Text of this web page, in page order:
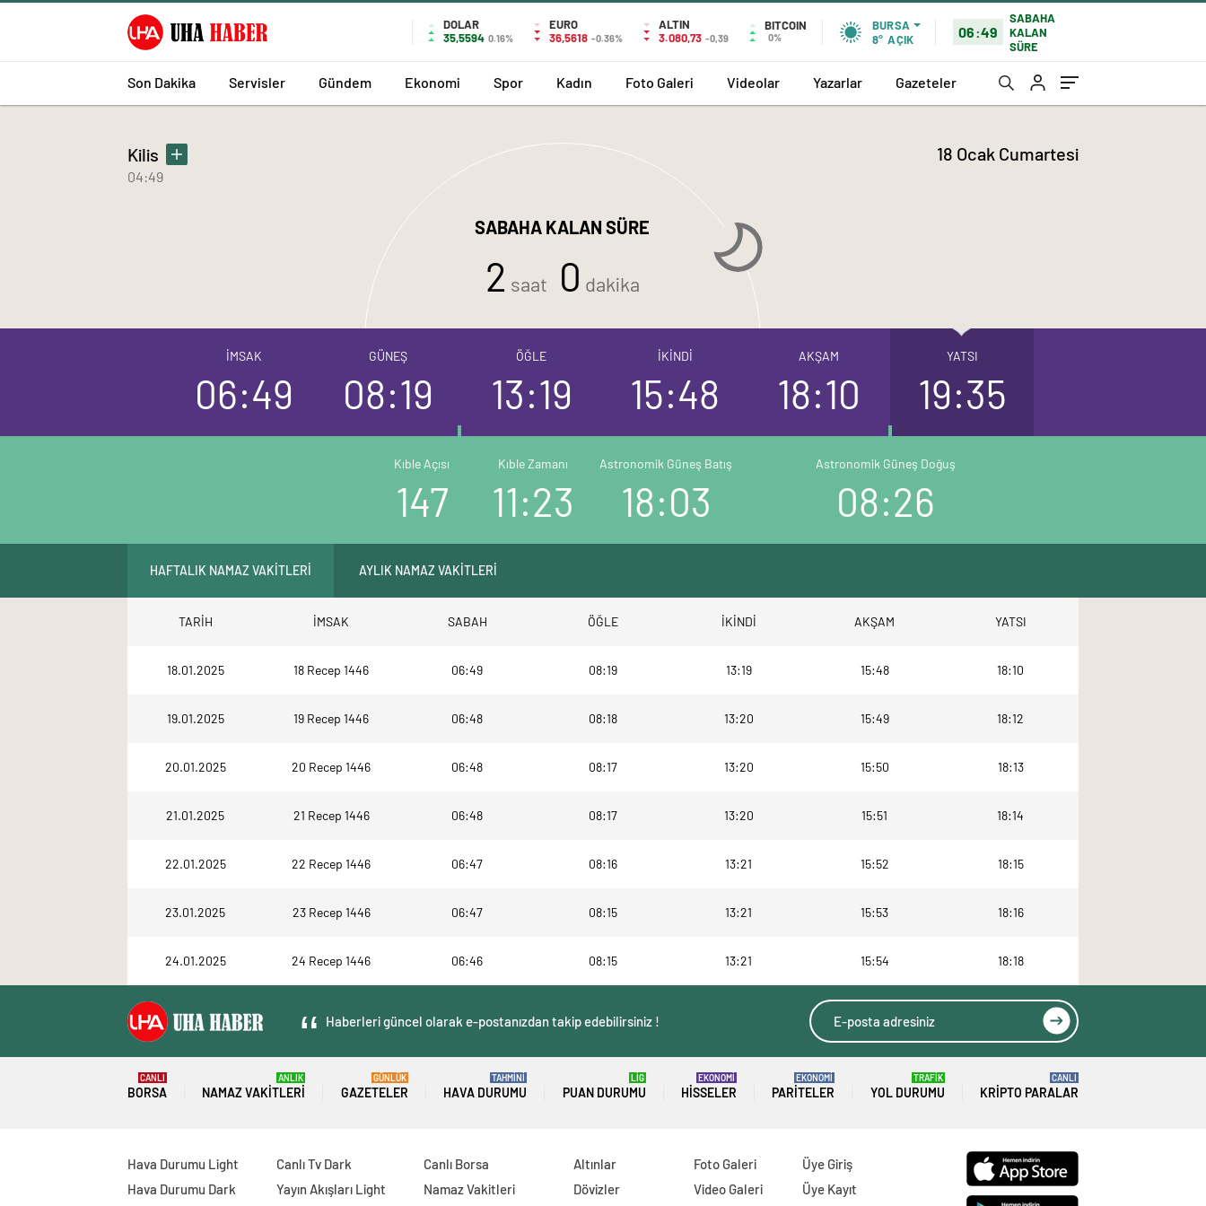
DOLAR
35,5594 0.16%
EURO
36,5618 -0.36%
ALTIN
3.080,73 -0,39
BITCOIN
0%
BURSA
8° AÇIK 06:49
SABAHA
KALAN
SÜRE
Son Dakika Servisler Gündem Ekonomi Spor Kadın Foto Galeri Videolar Yazarlar Gazeteler
Kilis
04:49
SABAHA KALAN SÜRE
2saat 0dakika
18 Ocak Cumartesi
İMSAK
06:49
GÜNEŞ
08:19
ÖĞLE
13:19
İKİNDİ
15:48
AKŞAM
18:10
YATSI
19:35
Kıble Açısı
147
Kıble Zamanı
11:23
Astronomik Güneş Doğuş
08:26
Astronomik Güneş Batış
18:03
HAFTALIK NAMAZ VAKİTLERİ AYLIK NAMAZ VAKİTLERİ
TARİH İMSAK SABAH ÖĞLE İKİNDİ AKŞAM YATSI
18.01.2025 18 Recep 1446 06:49 08:19 13:19 15:48 18:10
19.01.2025 19 Recep 1446 06:48 08:18 13:20 15:49 18:12
20.01.2025 20 Recep 1446 06:48 08:17 13:20 15:50 18:13
21.01.2025 21 Recep 1446 06:48 08:17 13:20 15:51 18:14
22.01.2025 22 Recep 1446 06:47 08:16 13:21 15:52 18:15
23.01.2025 23 Recep 1446 06:47 08:15 13:21 15:53 18:16
24.01.2025 24 Recep 1446 06:46 08:15 13:21 15:54 18:18
Haberleri güncel olarak e-postanızdan takip edebilirsiniz !
BORSA
CANLI
NAMAZ VAKITLERI
ANLIK
GAZETELER
GÜNLÜK
HAVA DURUMU
TAHMİNİ
PUAN DURUMU
LİG
HISSELER
EKONOMİ
PARITELER
EKONOMİ
YOL DURUMU
TRAFİK
KRIPTO PARALAR
CANLI
Hava Durumu Light
Hava Durumu Dark
Canlı Tv Dark
Yayın Akışları Light
Canlı Borsa
Namaz Vakitleri
Altınlar
Dövizler
Foto Galeri
Video Galeri
Üye Giriş
Üye Kayıt